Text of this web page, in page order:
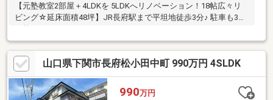
【元塾教室2部屋＋4LDKを 5LDKへリノベーション！18帖広々リ
ビング☆延床面積48坪】JR長府駅まで平坦地徒歩3分♪ 駐車も3台
山口県下関市長府松小田中町 990万円 4SLDK
990万円